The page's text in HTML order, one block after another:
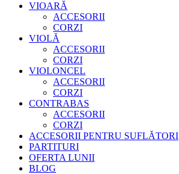
VIOARĂ
ACCESORII
CORZI
VIOLĂ
ACCESORII
CORZI
VIOLONCEL
ACCESORII
CORZI
CONTRABAS
ACCESORII
CORZI
ACCESORII PENTRU SUFLĂTORI
PARTITURI
OFERTA LUNII
BLOG